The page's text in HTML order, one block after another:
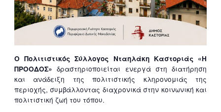
Ο Πολιτιστικός Σύλλογος Νταηλάκη Καστοριάς «Η
ΠΡΟΟΔΟΣ» δραστηριοποιείται ενεργά στη διατήρηση
και ανάδειξη της πολιτιστικής κληρονομιάς της
περιοχής, συμβάλλοντας διαχρονικά στην κοινωνική και
πολιτιστική ζωή του τόπου.